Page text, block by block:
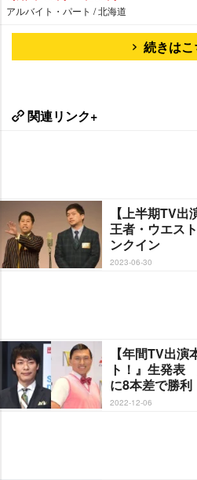
アルバイト・パート / 北海道
続きはこ
関連リンク+
【上半期TV出
王者・ウエス
ンクイン
2023-06-30
【年間TV出
ト！』生発表
に8本差で勝利
2022-12-06